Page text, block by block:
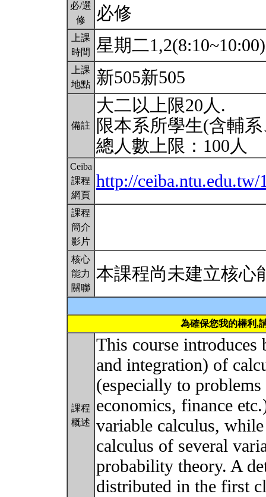
必/選
修
必修
上課
時間
星期二
上課
地點
新505新505
備註
大二以上限20人.
限本系所學生(含輔
總人數上限：100人
Ceiba
課程
網頁
http://
課程
簡介
影片
核心
能力
關聯
本課程尚未建立核心
為確保您我的權利,
課程
概述
This course introduces
and integration) of
(especially to
economics, finance
variable calculus, while
calculus of several
probability theory. A
distributed in the first